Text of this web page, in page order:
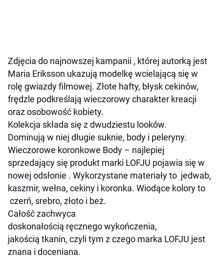
Zdjęcia do najnowszej kampanii , której autorką jest
Maria Eriksson ukazują modelkę wcielającą się w
rolę gwiazdy filmowej. Złote hafty, błysk cekinów,
frędzle podkreślają wieczorowy charakter kreacji
oraz osobowość kobiety.
Kolekcja składa się z dwudziestu looków.
Dominują w niej długie suknie, body i peleryny.
Wieczorowe koronkowe Body – najlepiej
sprzedający się produkt marki LOFJU pojawia się w
nowej odsłonie . Wykorzystane materiały to jedwab,
kaszmir, wełna, cekiny i koronka. Wiodące kolory to
czerń, srebro, złoto i beż.
Całość zachwyca
doskonałością ręcznego wykończenia,
jakością tkanin, czyli tym z czego marka LOFJU jest
znana i doceniana.